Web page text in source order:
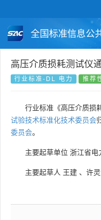
全国标准信息公
国家标准
国外标准
高压介质损耗测试仪
行业标准-DL 电力 推荐
行业标准《高压介质损
试验技术标准化技术委员会
委员会。
主要起草单位 浙江省电
主要起草人 王建 、 许